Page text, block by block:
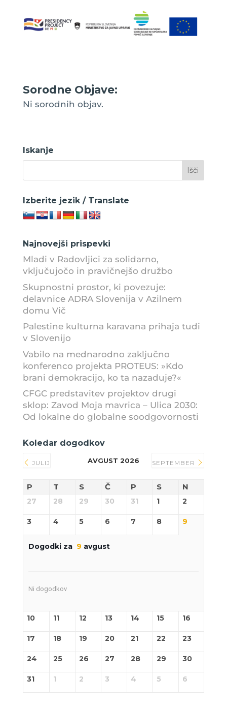
Sorodne Objave:
Ni sorodnih objav.
Iskanje
Izberite jezik / Translate
Najnovejši prispevki
Mladi v Radovljici za solidarno,
vključujočo in pravičnejšo družbo
Skupnostni prostor, ki povezuje:
delavnice ADRA Slovenija v Azilnem
domu Vič
Palestine kulturna karavana prihaja tudi
v Slovenijo
Vabilo na mednarodno zaključno
konferenco projekta PROTEUS: »Kdo
brani demokracijo, ko ta nazaduje?«
CFGC predstavitev projektov drugi
sklop: Zavod Moja mavrica – Ulica 2030:
Od lokalne do globalne soodgovornosti
Koledar dogodkov
JULIJ AVGUST 2026 SEPTEMBER
P T S Č P S N
27 28 29 30 31 1 2
3 4 5 6 7 8 9
Dogodki za 9 avgust
Ni dogodkov
10 11 12 13 14 15 16
17 18 19 20 21 22 23
24 25 26 27 28 29 30
31 1 2 3 4 5 6